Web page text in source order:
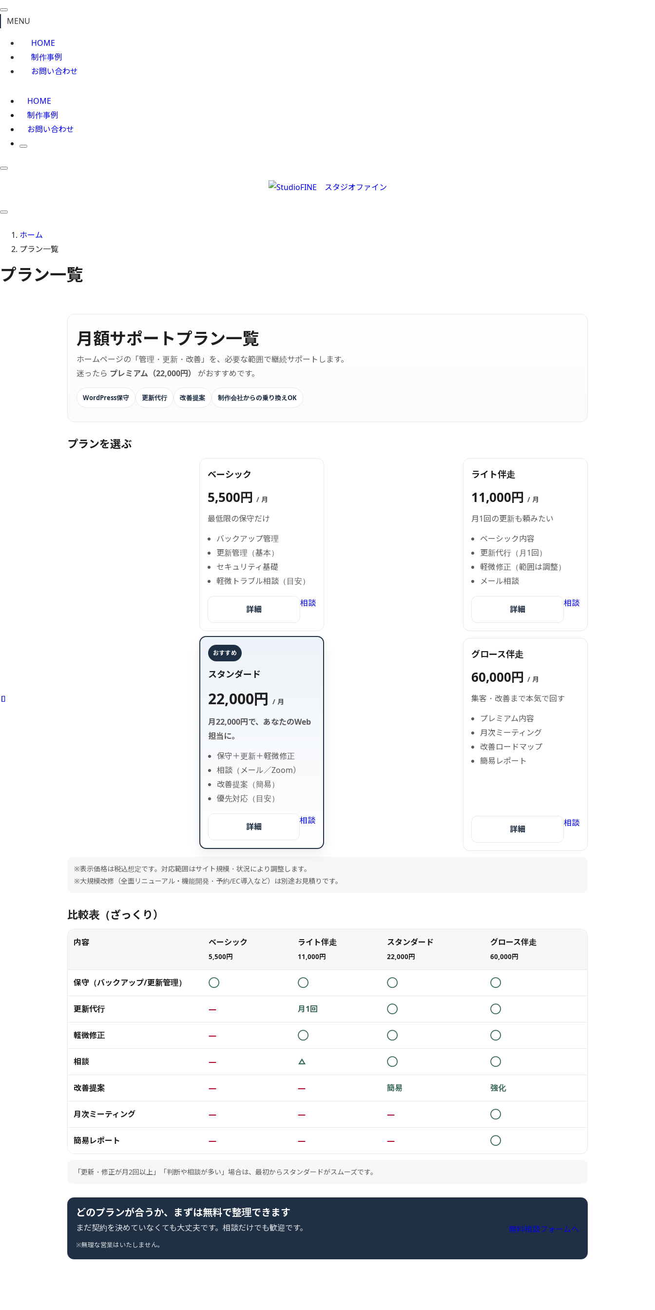
MENU
HOME
制作事例
お問い合わせ
HOME
制作事例
お問い合わせ
ホーム
プラン一覧
プラン一覧
月額サポートプラン一覧
ホームページの「管理・更新・改善」を、必要な範囲で継続サポートします。
迷ったら プレミアム（22,000円） がおすすめです。
WordPress保守 更新代行 改善提案 制作会社からの乗り換えOK
プランを選ぶ
ベーシック
5,500円 / 月
最低限の保守だけ
バックアップ管理
更新管理（基本）
セキュリティ基礎
軽微トラブル相談（目安）
詳細
相談
ライト伴走
11,000円 / 月
月1回の更新も頼みたい
ベーシック内容
更新代行（月1回）
軽微修正（範囲は調整）
メール相談
詳細
相談
おすすめ
スタンダード
22,000円 / 月
月22,000円で、あなたのWeb
担当に。
保守＋更新＋軽微修正
相談（メール／Zoom）
改善提案（簡易）
優先対応（目安）
詳細
相談
グロース伴走
60,000円 / 月
集客・改善まで本気で回す
プレミアム内容
月次ミーティング
改善ロードマップ
簡易レポート
詳細
相談
※表示価格は税込想定です。対応範囲はサイト規模・状況により調整します。
※大規模改修（全面リニューアル・機能開発・予約/EC導入など）は別途お見積りです。
比較表（ざっくり）
内容 ベーシック
5,500円
ライト伴走
11,000円
スタンダード
22,000円
グロース伴走
60,000円
保守（バックアップ/更新管理） ◯ ◯ ◯ ◯
更新代行 — 月1回 ◯ ◯
軽微修正 — ◯ ◯ ◯
相談 — △ ◯ ◯
改善提案 — — 簡易 強化
月次ミーティング — — — ◯
簡易レポート — — — ◯
「更新・修正が月2回以上」「判断や相談が多い」場合は、最初からスタンダードがスムーズです。
どのプランが合うか、まずは無料で整理できます
まだ契約を決めていなくても大丈夫です。相談だけでも歓迎です。
※無理な営業はいたしません。
無料相談フォームへ